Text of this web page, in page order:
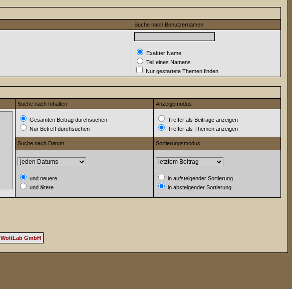
Suche nach Benutzernamen
Exakter Name
Teil eines Namens
Nur gestartete Themen finden
Suche nach Inhalten Anzeigemodus
Gesamten Beitrag durchsuchen
Nur Betreff durchsuchen
Treffer als Beiträge anzeigen
Treffer als Themen anzeigen
Suche nach Datum Sortierungsmodus
und neuere
und ältere
in aufsteigender Sortierung
in absteigender Sortierung
WoltLab GmbH